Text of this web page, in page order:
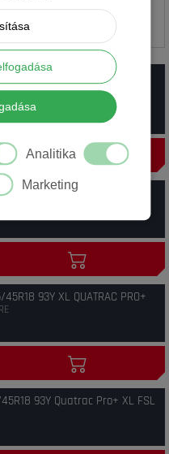
45R18 93Y Quatrac Pro Plus
93Y XL QUATRAC PRO+
93Y XL QUATRAC PRO+
93Y Quatrac Pro+ XL FSL
Analitika
Marketing